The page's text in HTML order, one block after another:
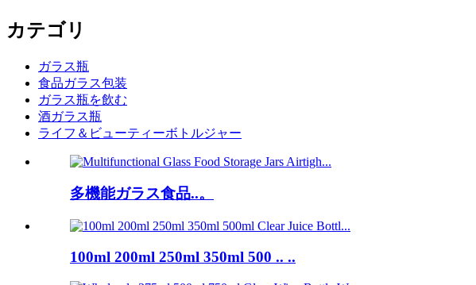
カテゴリ
ガラス瓶
食品ガラス包装
ガラス瓶を飲む
酒ガラス瓶
ライフ＆ビューティーボトルジャー
多機能ガラス食品..。
100ml 200ml 250ml 350ml 500 .. ..